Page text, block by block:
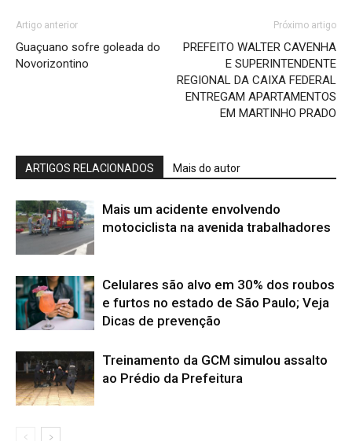
Artigo anterior
Guaçuano sofre goleada do
Novorizontino
Próximo artigo
PREFEITO WALTER CAVENHA
E SUPERINTENDENTE
REGIONAL DA CAIXA FEDERAL
ENTREGAM APARTAMENTOS
EM MARTINHO PRADO
ARTIGOS RELACIONADOS Mais do autor
Mais um acidente envolvendo
motociclista na avenida trabalhadores
Celulares são alvo em 30% dos roubos
e furtos no estado de São Paulo; Veja
Dicas de prevenção
Treinamento da GCM simulou assalto
ao Prédio da Prefeitura